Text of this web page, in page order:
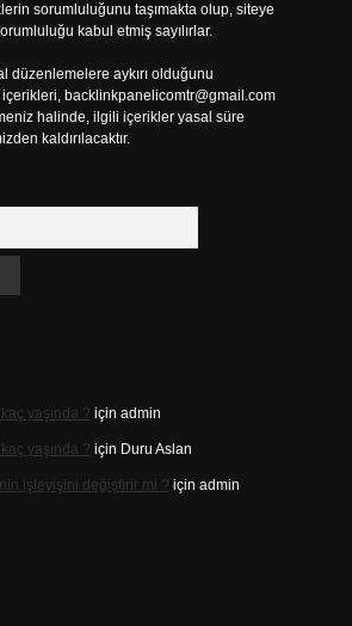
sorumluluğunu taşımakta olup, siteye
kabul etmiş sayılırlar.
düzenlemelere aykırı olduğunu
backlinkpanelicomtr@gmail.com
halinde, ilgili içerikler yasal süre
kaldırılacaktır.
yaşında ? için admin
yaşında ? için Duru Aslan
işleyişini değiştirir mi ? için admin